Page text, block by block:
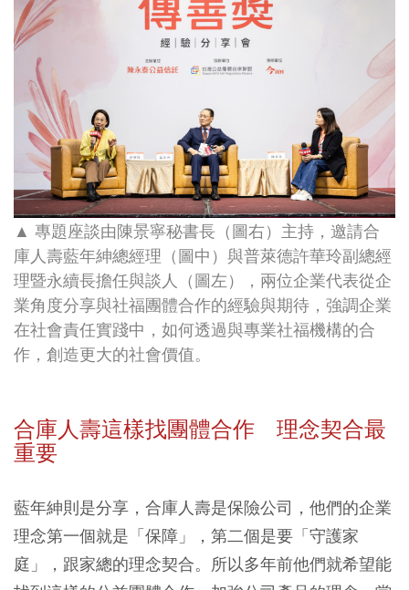
▲ 專題座談由陳景寧秘書長（圖右）主持，邀請合
庫人壽藍年紳總經理（圖中）與普萊德許華玲副總經
理暨永續長擔任與談人（圖左），兩位企業代表從企
業角度分享與社福團體合作的經驗與期待，強調企業
在社會責任實踐中，如何透過與專業社福機構的合
作，創造更大的社會價值。
合庫人壽這樣找團體合作 理念契合最
重要
藍年紳則是分享，合庫人壽是保險公司，他們的企業
理念第一個就是「保障」，第二個是要「守護家
庭」，跟家總的理念契合。所以多年前他們就希望能